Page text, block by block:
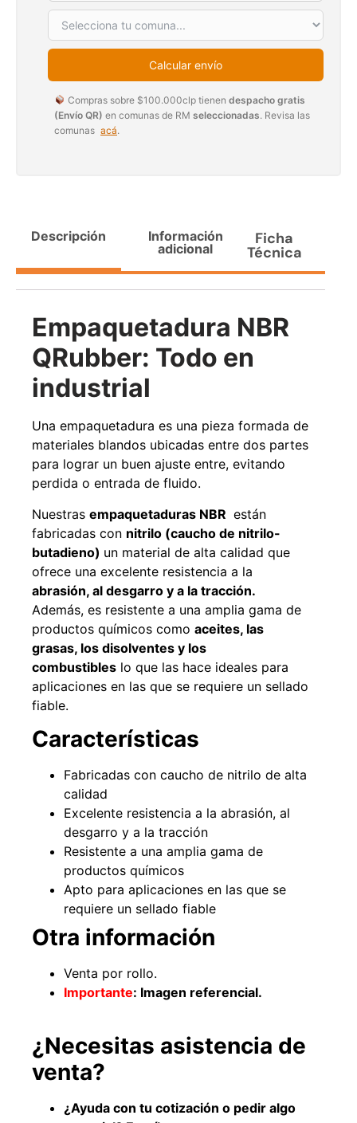
Calcular envío
Compras sobre $100.000clp tienen despacho gratis
(Envío QR) en comunas de RM seleccionadas. Revisa las
comunas acá.
Descripción
Información
adicional
Ficha
Técnica
Empaquetadura NBR
QRubber: Todo en
industrial
Una empaquetadura es una pieza formada de
materiales blandos ubicadas entre dos partes
para lograr un buen ajuste entre, evitando
perdida o entrada de fluido.
Nuestras empaquetaduras NBR están
fabricadas con nitrilo (caucho de nitrilo-
butadieno) un material de alta calidad que
ofrece una excelente resistencia a la
abrasión, al desgarro y a la tracción.
Además, es resistente a una amplia gama de
productos químicos como aceites, las
grasas, los disolventes y los
combustibles lo que las hace ideales para
aplicaciones en las que se requiere un sellado
fiable.
Características
Fabricadas con caucho de nitrilo de alta
calidad
Excelente resistencia a la abrasión, al
desgarro y a la tracción
Resistente a una amplia gama de
productos químicos
Apto para aplicaciones en las que se
requiere un sellado fiable
Otra información
Venta por rollo.
Importante: Imagen referencial.
¿Necesitas asistencia de
venta?
¿Ayuda con tu cotización o pedir algo
Juego Modular 03
QplayGround
$5.987.128
Agregar al carrito
Pasto sintético ornamental
Importado USA: Crown
4,57*30,48mts
$
Leer más
Transpaleta eléctrica carga
de 2tn
$2.842.858
$ 1.990.000
Agregar al carrito
Apilador manual carga
$1.470.788
Pasto sintético ornamental
Importado USA: Paradise
densidad 42mm Rollo
4,57*15,24mts
$
Leer más
Apilador manual ancho
ajustable Capacidad 1tn Lev.
2,5mts
49%
Pasto sintético ornamental
Importado USA: Summer
$2.002.243
$1.021.490
Leer más
Empaquetadura 1/4" 6.4mm
hypalon sin tela 3 MPA
Agregar al carrito